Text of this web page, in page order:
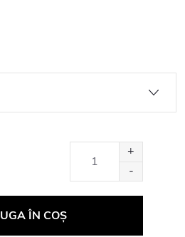
ÎN COŞ